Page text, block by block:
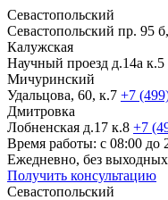
Севастопольский
Севастопольский пр. 95
Калужская
Научный проезд д.14а к.5
Мичуринский
Удальцова, 60, к.7 +7
Дмитровка
Лобненская д.17 к.8 +7
Время работы: с 08:00 до
Ежедневно, без
Получить консультацию
Севастопольский